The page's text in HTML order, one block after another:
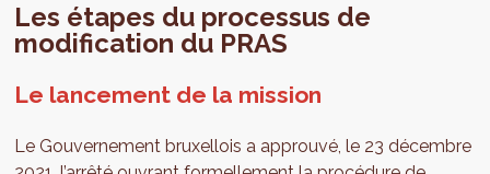
Les étapes du processus de
modification du PRAS
Le lancement de la mission
Le Gouvernement bruxellois a approuvé, le 23 décembre